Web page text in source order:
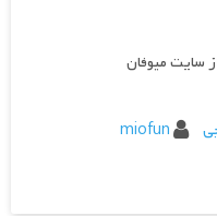
سایت میوفان
miofun